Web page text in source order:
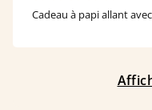
Cadeau à papi allant